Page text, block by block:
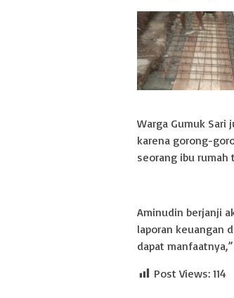
Warga Gumuk
karena gorong-
seorang ibu rumah
Aminudin berjanji
laporan keuangan
dapat
Post Views: 114